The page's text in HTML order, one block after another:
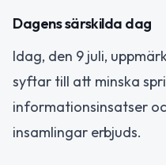
Dagens särskilda dag
Idag, den 9 juli,
syftar till att minska
informationsinsatser
insamlingar erbjuds.